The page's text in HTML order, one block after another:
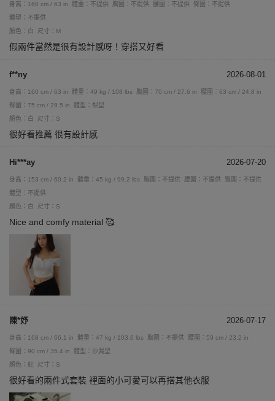
身高：160 cm / 63 in 體重：不提供 胸圍：不提供 腰圍：不提供
臀圍：不提供
體型：不提供
顏色：白
尺寸：M
假兩件當然是很有設計感呀！穿搭又好看
f**ny 2026-08-01
身高：160 cm / 63 in 體重：49 kg / 108 lbs 胸圍：70 cm / 27.6 in
腰圍：63 cm / 24.8 in
臀圍：75 cm / 29.5 in
體型：梨型
顏色：白
尺寸：S
很好看推薦 很有設計感
Hi***ay 2026-07-20
身高：153 cm / 60.2 in 體重：45 kg / 99.2 lbs 胸圍：不提供 腰圍：不提供
臀圍：不提供
體型：不提供
顏色：白
尺寸：S
Nice and comfy material 🥰
陳*妤 2026-07-17
身高：168 cm / 66.1 in 體重：47 kg / 103.6 lbs 胸圍：不提供
腰圍：59 cm / 23.2 in
臀圍：90 cm / 35.4 in
體型：沙漏型
顏色：紅
尺寸：S
很好看的兩件式套裝 裡面的小可愛可以再搭其他衣服